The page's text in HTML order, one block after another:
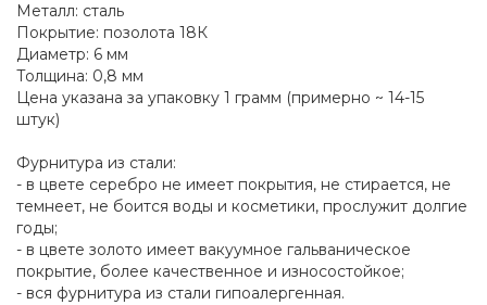
Металл: сталь
Покрытие: позолота 18К
Диаметр: 6 мм
Толщина: 0,8 мм
Цена указана за упаковку 1 грамм (примерно ~ 14-15
штук)
Фурнитура из стали:
- в цвете серебро не имеет покрытия, не стирается, не
темнеет, не боится воды и косметики, прослужит долгие
годы;
- в цвете золото имеет вакуумное гальваническое
покрытие, более качественное и износостойкое;
- вся фурнитура из стали гипоалергенная.